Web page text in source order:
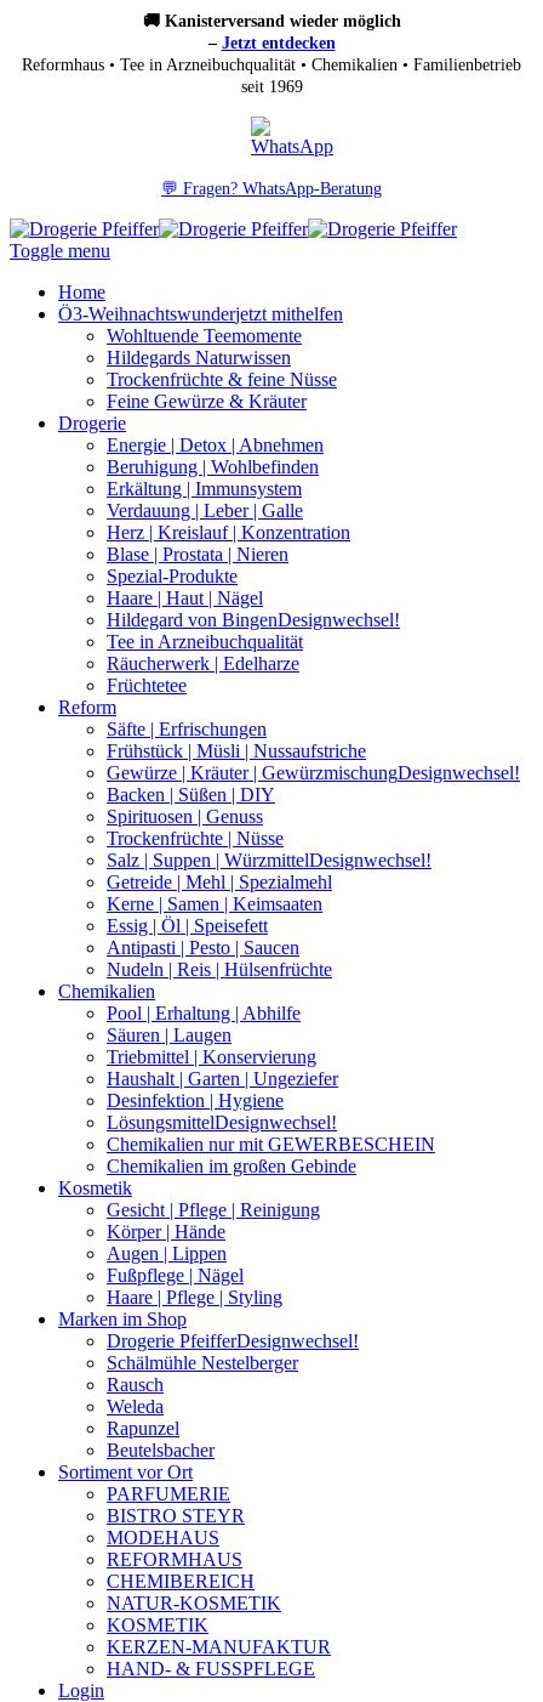
🚚 Kanisterversand wieder möglich
– Jetzt entdecken
Reformhaus • Tee in Arzneibuchqualität • Chemikalien • Familienbetrieb
seit 1969
💬 Fragen? WhatsApp-Beratung
Toggle menu
Home
Ö3-Weihnachtswunderjetzt mithelfen
Wohltuende Teemomente
Hildegards Naturwissen
Trockenfrüchte & feine Nüsse
Feine Gewürze & Kräuter
Drogerie
Energie | Detox | Abnehmen
Beruhigung | Wohlbefinden
Erkältung | Immunsystem
Verdauung | Leber | Galle
Herz | Kreislauf | Konzentration
Blase | Prostata | Nieren
Spezial-Produkte
Haare | Haut | Nägel
Hildegard von BingenDesignwechsel!
Tee in Arzneibuchqualität
Räucherwerk | Edelharze
Früchtetee
Reform
Säfte | Erfrischungen
Frühstück | Müsli | Nussaufstriche
Gewürze | Kräuter | GewürzmischungDesignwechsel!
Backen | Süßen | DIY
Spirituosen | Genuss
Trockenfrüchte | Nüsse
Salz | Suppen | WürzmittelDesignwechsel!
Getreide | Mehl | Spezialmehl
Kerne | Samen | Keimsaaten
Essig | Öl | Speisefett
Antipasti | Pesto | Saucen
Nudeln | Reis | Hülsenfrüchte
Chemikalien
Pool | Erhaltung | Abhilfe
Säuren | Laugen
Triebmittel | Konservierung
Haushalt | Garten | Ungeziefer
Desinfektion | Hygiene
LösungsmittelDesignwechsel!
Chemikalien nur mit GEWERBESCHEIN
Chemikalien im großen Gebinde
Kosmetik
Gesicht | Pflege | Reinigung
Körper | Hände
Augen | Lippen
Fußpflege | Nägel
Haare | Pflege | Styling
Marken im Shop
Drogerie PfeifferDesignwechsel!
Schälmühle Nestelberger
Rausch
Weleda
Rapunzel
Beutelsbacher
Sortiment vor Ort
PARFUMERIE
BISTRO STEYR
MODEHAUS
REFORMHAUS
CHEMIBEREICH
NATUR-KOSMETIK
KOSMETIK
KERZEN-MANUFAKTUR
HAND- & FUSSPFLEGE
Login